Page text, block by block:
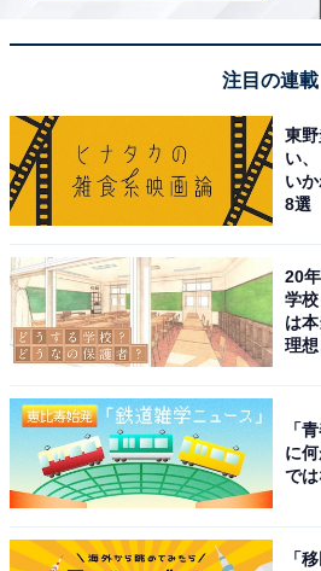
注目の連載
東
い
い
8選
20
学
は
理
「
に
では
「